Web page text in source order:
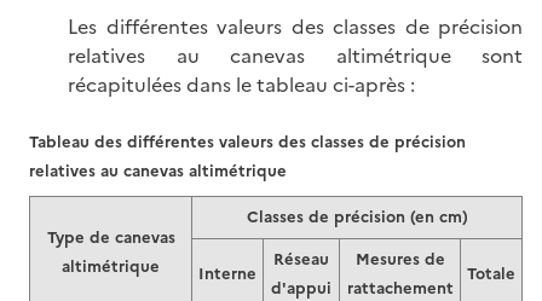
Les différentes valeurs des classes de précision
relatives au canevas altimétrique sont
récapitulées dans le tableau ci-après :
Type de canevas
altimétrique
Classes de précision (en cm)
Interne
Réseau
d'appui
Mesures de
rattachement
Totale
Tableau des différentes valeurs des classes de précision
relatives au canevas altimétrique